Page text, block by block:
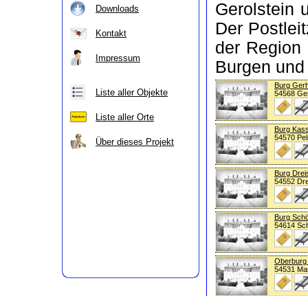
Downloads
Kontakt
Impressum
Liste aller Objekte
Liste aller Orte
Über dieses Projekt
Gerolstein
Der
der Region
Burgen
Burg
54568
Burg
54570
Burg
54552
Burg
54614
54531